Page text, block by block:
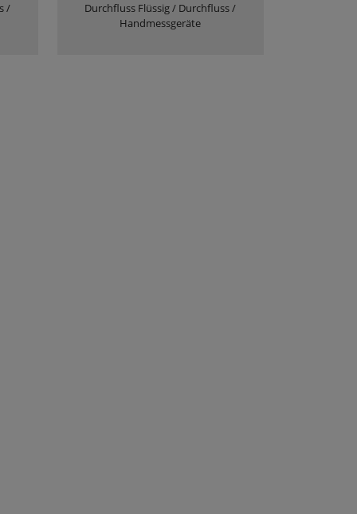
/
Durchfluss Flüssig / Durchfluss /
Handmessgeräte